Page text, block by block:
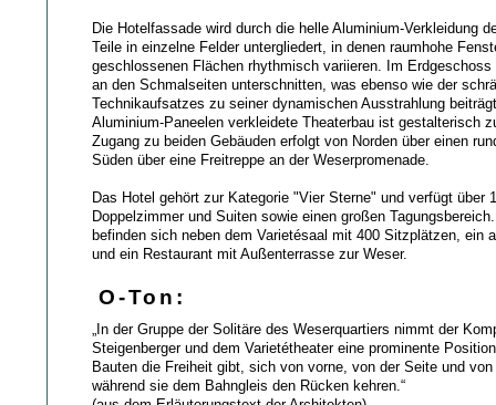
Die Hotelfassade wird durch die helle Aluminium-Verkleidung
Teile in einzelne Felder untergliedert, in denen raumhohe
geschlossenen Flächen rhythmisch variieren. Im
an den Schmalseiten unterschnitten, was ebenso wie der
Technikaufsatzes zu seiner dynamischen Ausstrahlung
Aluminium-Paneelen verkleidete Theaterbau ist gestalterisch
Zugang zu beiden Gebäuden erfolgt von Norden über einen
Süden über eine Freitreppe an der Weserpromenade.
Das Hotel gehört zur Kategorie "Vier Sterne" und verfügt über
Doppelzimmer und Suiten sowie einen großen
befinden sich neben dem Varietésaal mit 400 Sitzplätzen, ein
und ein Restaurant mit Außenterrasse zur Weser.
O-Ton:
„In der Gruppe der Solitäre des Weserquartiers nimmt der
Steigenberger und dem Varietétheater eine prominente
Bauten die Freiheit gibt, sich von vorne, von der Seite und
während sie dem Bahngleis den Rücken kehren.“